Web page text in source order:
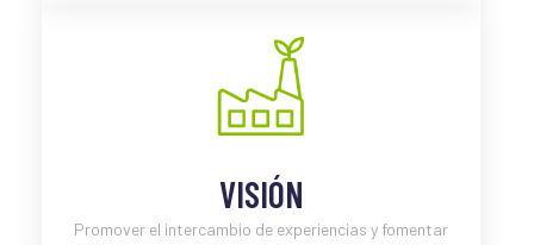
VISIÓN
Promover el intercambio de experiencias y fomentar